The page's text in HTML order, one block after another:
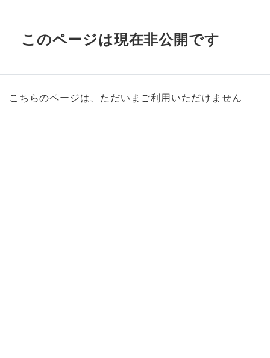
このページは現在非公開です
こちらのページは、ただいまご利用いただけません